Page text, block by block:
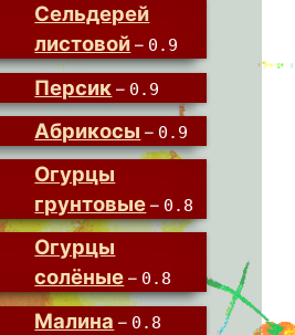
Сельдерей
листовой – 0.9
Персик – 0.9
Абрикосы – 0.9
Огурцы
грунтовые – 0.8
Огурцы
солёные – 0.8
Малина – 0.8